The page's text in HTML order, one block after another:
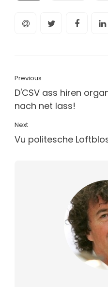
Previous
D'CSV ass hiren
nach net lass!
Next
Vu politesche